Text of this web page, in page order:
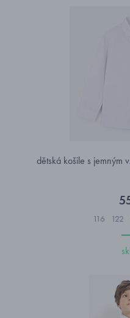
dětská košile s jemným
116 122